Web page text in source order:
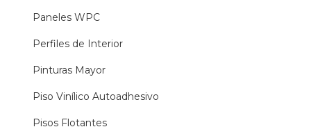
Paneles WPC
Perfiles de Interior
Pinturas Mayor
Piso Vinílico Autoadhesivo
Pisos Flotantes